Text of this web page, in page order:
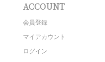
ACCOUNT
会員登録
マイアカウント
ログイン